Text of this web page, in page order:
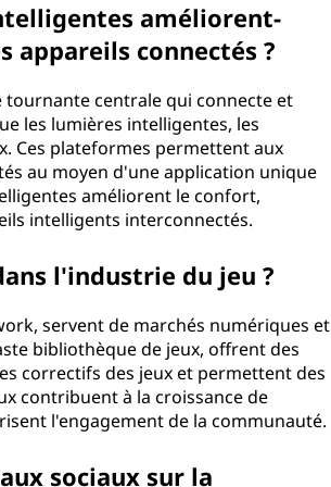
améliorent-
connectés ?
centrale qui connecte et
les lumières intelligentes, les
Ces plateformes permettent aux
au moyen d'une application unique
améliorent le confort,
intelligents interconnectés.
l'industrie du jeu ?
servent de marchés numériques et
bibliothèque de jeux, offrent des
correctifs des jeux et permettent des
contribuent à la croissance de
l'engagement de la communauté.
sociaux sur la